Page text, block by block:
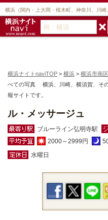
横浜（関内・上大岡・桜木町、神奈川、川
横浜ナイトnaviTOP > 横浜 > 横浜市南区
べての写真 横浜、川崎、横須賀、そ
報サイトです。
ル・メッサージュ
ブルーライン弘明寺駅
2000～2999円
水曜日